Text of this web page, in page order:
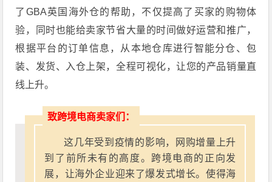
了GBA英国海外仓的帮助，不仅提高了买家的购物体
验，同时也能给卖家节省大量的时间做好运营和推广，
根据平台的订单信息，从本地仓库进行智能分仓、包
装、发货、入仓上架，全程可视化，让您的产品销量直
线上升。
致跨境电商卖家们：
这几年受到疫情的影响，网购增量上升
到了前所未有的高度。跨境电商的正向发
展，让海外企业迎来了爆发式增长。使得海